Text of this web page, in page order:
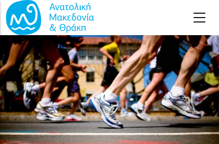
Παράκαμψη προς το κυρίως περιεχόμενο